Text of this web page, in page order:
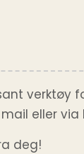
verktøy
eller via
deg!